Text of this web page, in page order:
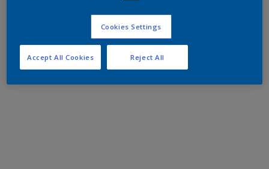
Cookies Settings
Reject All
Accept All Cookies